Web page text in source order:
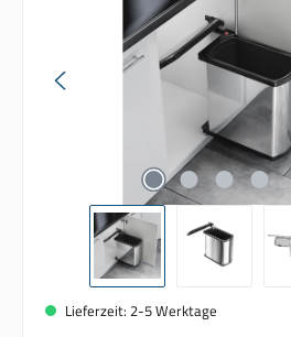
Lieferzeit: 2-5 Werktage